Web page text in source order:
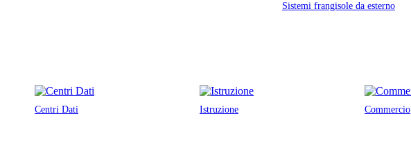
Sistemi frangisole da esterno
Centri Dati Istruzione Commercio